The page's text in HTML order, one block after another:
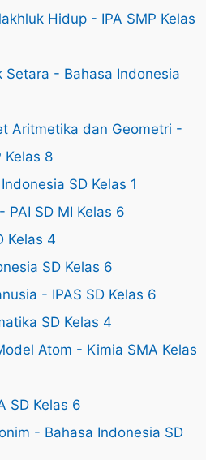
Hidup - IPA SMP Kelas
Setara - Bahasa Indonesia
Aritmetika dan Geometri -
Kelas 8
SD Kelas 1
PAI SD MI Kelas 6
Kelas 4
SD Kelas 6
- IPAS SD Kelas 6
SD Kelas 4
Atom - Kimia SMA Kelas
SD Kelas 6
- Bahasa Indonesia SD